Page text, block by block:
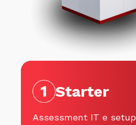
Starter
Assessment IT e setup